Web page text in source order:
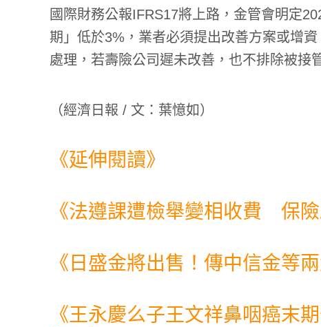
國際財務公報IFRS17將上路，金管會明定
期」低於3%，業者必須提出改善方案或增
處理，若壽險公司遲未改善，也不排除被接
（經濟日報 / 文：葉憶如 ）
《延伸閱讀》
《法遵課遭檢舉變相收費 保險
《 日盛金將出售！傳中信金等
《王永慶么子王文祥鼻咽癌末